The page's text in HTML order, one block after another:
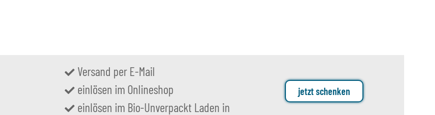
Versand per E-Mail
einlösen im Onlineshop
einlösen im Bio-Unverpackt Laden in
jetzt schenken